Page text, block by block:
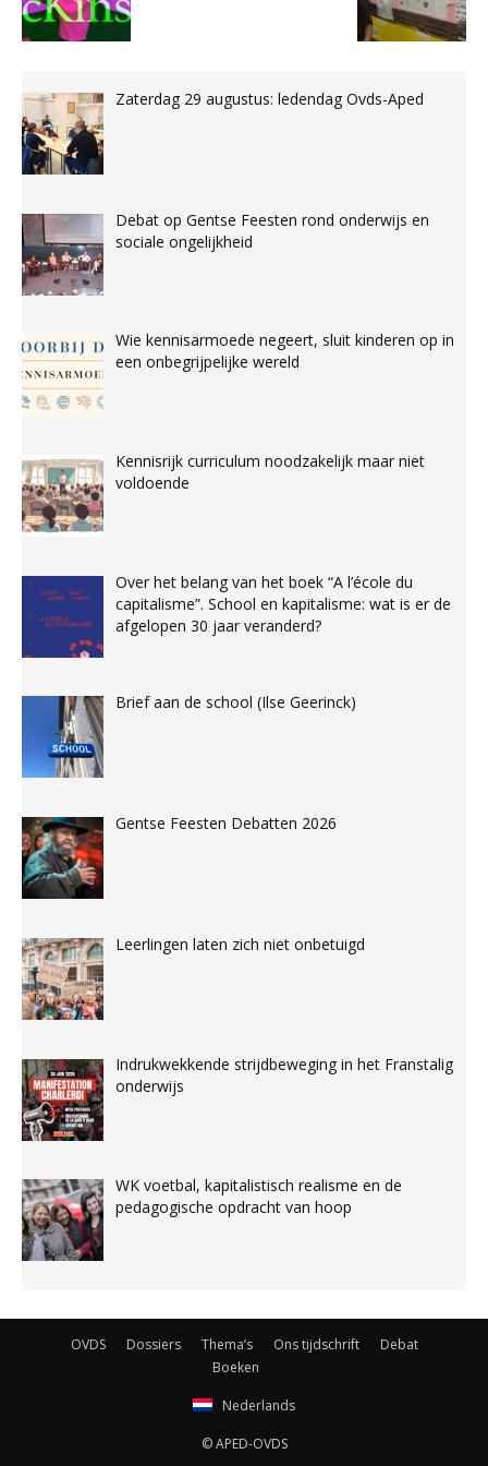
Zaterdag 29 augustus: ledendag Ovds-Aped
Debat op Gentse Feesten rond onderwijs en
sociale ongelijkheid
Wie kennisarmoede negeert, sluit kinderen op in
een onbegrijpelijke wereld
Kennisrijk curriculum noodzakelijk maar niet
voldoende
Over het belang van het boek “A l’école du
capitalisme”. School en kapitalisme: wat is er de
afgelopen 30 jaar veranderd?
Brief aan de school (Ilse Geerinck)
Gentse Feesten Debatten 2026
Leerlingen laten zich niet onbetuigd
Indrukwekkende strijdbeweging in het Franstalig
onderwijs
WK voetbal, kapitalistisch realisme en de
pedagogische opdracht van hoop
OVDS Dossiers Thema’s Ons tijdschrift
Debat
Boeken
Nederlands
© APED-OVDS